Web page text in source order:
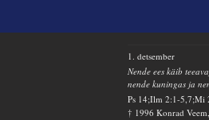
1. detsember
Nende ees käib
nende kuningas ja
Ps 14;Ilm 2:1-5,7;Mi
† 1996 Konrad